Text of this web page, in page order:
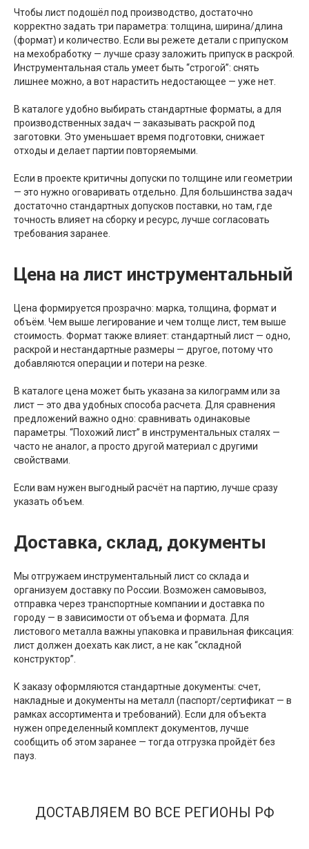
Чтобы лист подошёл под производство, достаточно
корректно задать три параметра: толщина, ширина/длина
(формат) и количество. Если вы режете детали с припуском
на мехобработку — лучше сразу заложить припуск в раскрой.
Инструментальная сталь умеет быть “строгой”: снять
лишнее можно, а вот нарастить недостающее — уже нет.
В каталоге удобно выбирать стандартные форматы, а для
производственных задач — заказывать раскрой под
заготовки. Это уменьшает время подготовки, снижает
отходы и делает партии повторяемыми.
Если в проекте критичны допуски по толщине или геометрии
— это нужно оговаривать отдельно. Для большинства задач
достаточно стандартных допусков поставки, но там, где
точность влияет на сборку и ресурс, лучше согласовать
требования заранее.
Цена на лист инструментальный
Цена формируется прозрачно: марка, толщина, формат и
объём. Чем выше легирование и чем толще лист, тем выше
стоимость. Формат также влияет: стандартный лист — одно,
раскрой и нестандартные размеры — другое, потому что
добавляются операции и потери на резке.
В каталоге цена может быть указана за килограмм или за
лист — это два удобных способа расчета. Для сравнения
предложений важно одно: сравнивать одинаковые
параметры. “Похожий лист” в инструментальных сталях —
часто не аналог, а просто другой материал с другими
свойствами.
Если вам нужен выгодный расчёт на партию, лучше сразу
указать объем.
Доставка, склад, документы
Мы отгружаем инструментальный лист со склада и
организуем доставку по России. Возможен самовывоз,
отправка через транспортные компании и доставка по
городу — в зависимости от объема и формата. Для
листового металла важны упаковка и правильная фиксация:
лист должен доехать как лист, а не как “складной
конструктор”.
К заказу оформляются стандартные документы: счет,
накладные и документы на металл (паспорт/сертификат — в
рамках ассортимента и требований). Если для объекта
нужен определенный комплект документов, лучше
сообщить об этом заранее — тогда отгрузка пройдёт без
пауз.
ДОСТАВЛЯЕМ ВО ВСЕ РЕГИОНЫ РФ